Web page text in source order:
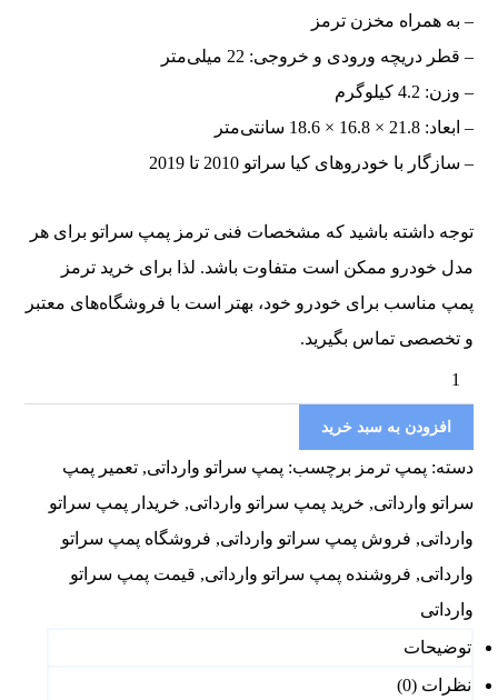
– به همراه مخزن ترمز
– قطر دریچه ورودی و خروجی: 22 میلی‌متر
– وزن: 4.2 کیلوگرم
– ابعاد: 21.8 × 16.8 × 18.6 سانتی‌متر
– سازگار با خودروهای کیا سراتو 2010 تا 2019
توجه داشته باشید که مشخصات فنی ترمز پمپ سراتو برای هر
مدل خودرو ممکن است متفاوت باشد. لذا برای خرید ترمز
پمپ مناسب برای خودرو خود، بهتر است با فروشگاه‌های معتبر
و تخصصی تماس بگیرید.
افزودن به سبد خرید
دسته: پمپ ترمز برچسب: پمپ سراتو وارداتی,تعمیر پمپ
سراتو وارداتی, خرید پمپ سراتو وارداتی, خریدار پمپ سراتو
وارداتی, فروش پمپ سراتو وارداتی, فروشگاه پمپ سراتو
وارداتی, فروشنده پمپ سراتو وارداتی, قیمت پمپ سراتو
وارداتی
توضیحات
نظرات (0)